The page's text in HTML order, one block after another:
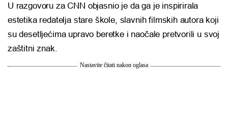
U razgovoru za CNN objasnio je da ga je inspirirala
estetika redatelja stare škole, slavnih filmskih autora koji
su desetljećima upravo beretke i naočale pretvorili u svoj
zaštitni znak.
Nastavite čitati nakon oglasa